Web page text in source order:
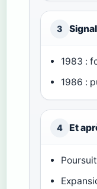
3
1983 :
1986 :
4 Et